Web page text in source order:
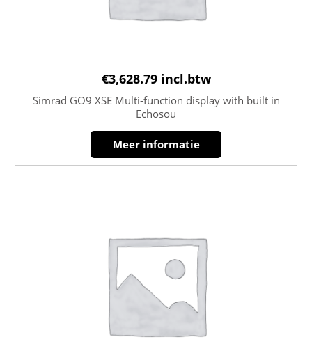
€3,628.79 incl.btw
Simrad GO9 XSE Multi-function display with built in
Echosou
Meer informatie